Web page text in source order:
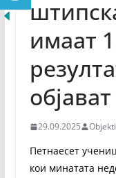
имаат
29.09.2025
Петнаесет
кои минатата